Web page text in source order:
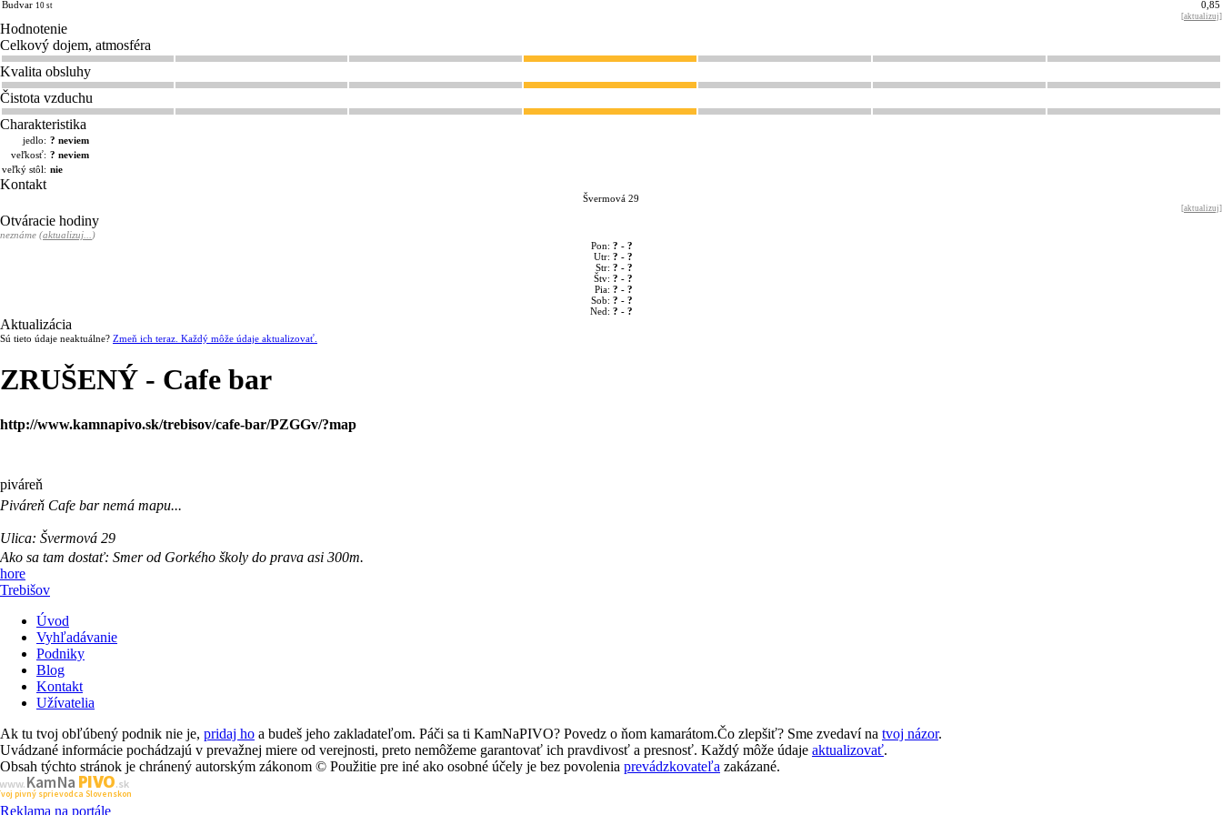
Budvar 10 st 0,85
[aktualizuj]
Hodnotenie
Celkový dojem, atmosféra
Kvalita obsluhy
Čistota vzduchu
Charakteristika
jedlo: ? neviem
veľkosť: ? neviem
veľký stôl: nie
Kontakt
Švermová 29
[aktualizuj]
Otváracie hodiny
neznáme (aktualizuj... )
Pon: ? - ?
Utr: ? - ?
Str: ? - ?
Štv: ? - ?
Pia: ? - ?
Sob: ? - ?
Ned: ? - ?
Aktualizácia
Sú tieto údaje neaktuálne? Zmeň ich teraz. Každý môže údaje aktualizovať.
ZRUŠENÝ - Cafe bar
http://www.kamnapivo.sk/trebisov/cafe-bar/PZGGv/?map
piváreň
Piváreň Cafe barnemá mapu...
Ulica: Švermová 29
Ako sa tam dostať: Smer od Gorkého školy do prava asi 300m.
hore
Trebišov
Úvod
Vyhľadávanie
Podniky
Blog
Kontakt
Užívatelia
Ak tu tvoj obľúbený podnik nie je, pridaj ho a budeš jeho zakladateľom. Páči sa ti KamNaPIVO? Povedz o ňom kamarátom.Čo zlepšiť? Sme zvedaví na tvoj názor.
Uvádzané informácie pochádzajú v prevažnej miere od verejnosti, preto nemôžeme garantovať ich pravdivosť a presnosť. Každý môže údaje aktualizovať.
Obsah týchto stránok je chránený autorským zákonom © Použitie pre iné ako osobné účely je bez povolenia prevádzkovateľa zakázané.
www.Kam Na PIVO.sk
pivný sprievodca Slovenskom
Reklama na portále